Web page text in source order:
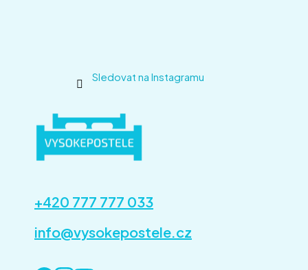
Sledovat na Instagramu
+420 777 777 033
info@vysokepostele.cz